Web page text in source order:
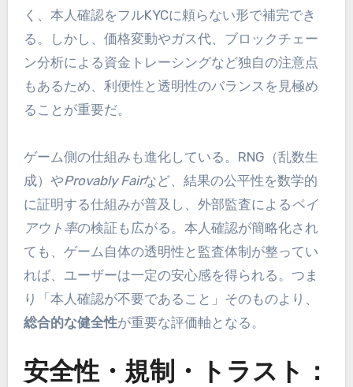
く、本人確認をフルKYCに頼らない形で補完でき
る。しかし、価格変動やガス代、ブロックチェー
ン分析による資金トレーシングなど独自の注意点
もあるため、利便性と透明性のバランスを見極め
ることが重要だ。
ゲーム側の仕組みも進化している。RNG（乱数生
成）やProvably Fairなど、結果の公平性を数学的
に証明する仕組みが普及し、外部監査によるペイ
アウト率の検証も広がる。本人確認が簡略化され
ても、ゲーム自体の透明性と監査体制が整ってい
れば、ユーザーは一定の安心感を得られる。つま
り「本人確認が不要であること」そのものより、
総合的な健全性が重要な評価軸となる。
安全性・規制・トラスト：